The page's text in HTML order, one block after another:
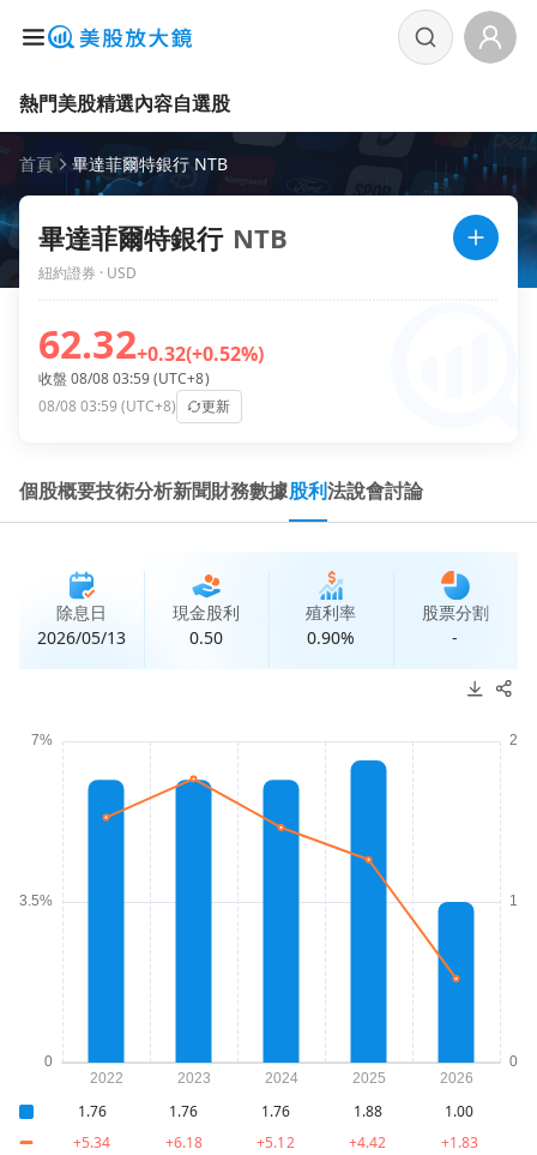
熱門美股精選內容自選股
首頁 畢達菲爾特銀行 NTB
畢達菲爾特銀行 NTB
紐約證券 · USD
62.32+0.32(+0.52%)
收盤 08/08 03:59 (UTC+8)
08/08 03:59 (UTC+8)
更新
個股概要技術分析新聞財務數據股利法說會討論
除息日
2026/05/13
現金股利
0.50
殖利率
0.90%
股票分割
-
1.76 1.76 1.76 1.88
1.00
+5.34
+6.18 +5.12 +4.42 +1.83